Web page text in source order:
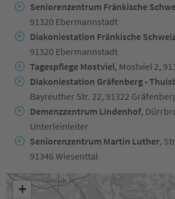
Seniorenzentrum Fränkische
91320 Ebermannstadt
Diakoniestation Fränkische
91320 Ebermannstadt
Tagespflege Mostviel, Mostviel 2,
Diakoniestation Gräfenberg -
Bayreuther Str. 22, 91322
Demenzzentrum Lindenhof,
Unterleinleiter
Seniorenzentrum Martin Luther,
91346 Wiesenttal
+